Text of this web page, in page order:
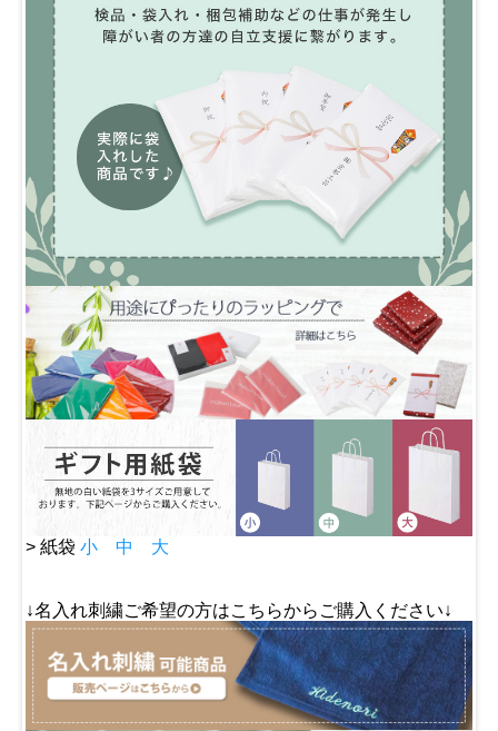
> 紙袋 小 中 大
↓名入れ刺繍ご希望の方はこちらからご購入ください↓